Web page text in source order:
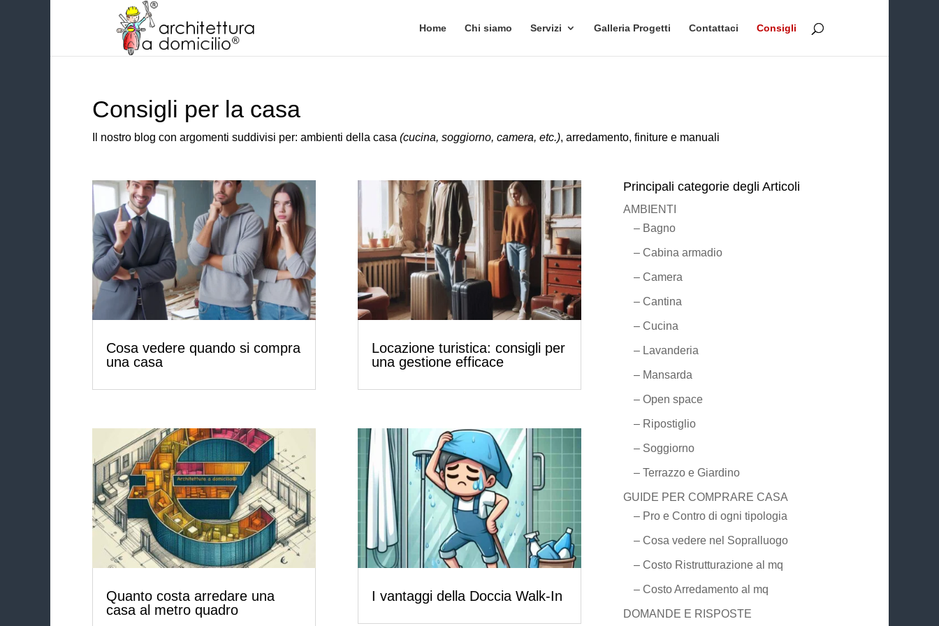
Home Chi siamo Servizi Galleria Progetti Contattaci Consigli
Consigli per la casa
Il nostro blog con argomenti suddivisi per: ambienti della casa (cucina, soggiorno, camera, etc.), arredamento, finiture e manuali
Cosa vedere quando si compra
una casa
Quanto costa arredare una
casa al metro quadro
Locazione turistica: consigli per
una gestione efficace
I vantaggi della Doccia Walk-In
Principali categorie degli Articoli
AMBIENTI
– Bagno
– Cabina armadio
– Camera
– Cantina
– Cucina
– Lavanderia
– Mansarda
– Open space
– Ripostiglio
– Soggiorno
– Terrazzo e Giardino
GUIDE PER COMPRARE CASA
– Pro e Contro di ogni tipologia
– Cosa vedere nel Sopralluogo
– Costo Ristrutturazione al mq
– Costo Arredamento al mq
DOMANDE E RISPOSTE